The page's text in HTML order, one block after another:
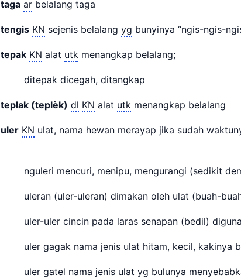
taga ar belalang taga
tengis KN sejenis belalang yg bunyinya “ngis-ngis-
tepak KN alat utk menangkap belalang;
ditepak dicegah, ditangkap
teplak (teplèk) dl KN alat utk menangkap belalang
uler KN ulat, nama hewan merayap jika sudah
nguleri mencuri, menipu, mengurangi (sedikit
uleran (uler-uleran) dimakan oleh ulat (buah-
uler-uler cincin pada laras senapan (bedil)
uler gagak nama jenis ulat hitam, kecil, kakinya
uler gatel nama jenis ulat yg bulunya